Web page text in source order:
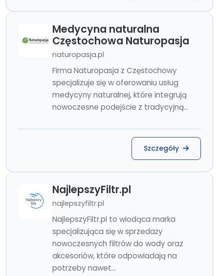
Medycyna naturalna
Częstochowa Naturopasja
naturopasja.pl
Firma Naturopasja z Częstochowy
specjalizuje się w oferowaniu usług
medycyny naturalnej, które integrują
nowoczesne podejście z tradycyjną...
Szczegóły
NajlepszyFiltr.pl
najlepszyfiltr.pl
NajlepszyFiltr.pl to wiodąca marka
specjalizująca się w sprzedaży
nowoczesnych filtrów do wody oraz
akcesoriów, które odpowiadają na
potrzeby nawet...